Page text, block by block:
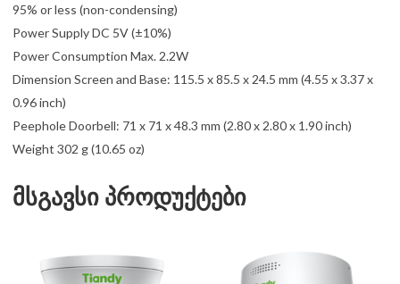
95% or less (non-condensing)
Power Supply DC 5V (±10%)
Power Consumption Max. 2.2W
Dimension Screen and Base: 115.5 x 85.5 x 24.5 mm (4.55 x 3.37 x
0.96 inch)
Peephole Doorbell: 71 x 71 x 48.3 mm (2.80 x 2.80 x 1.90 inch)
Weight 302 g (10.65 oz)
მსგავსი პროდუქტები